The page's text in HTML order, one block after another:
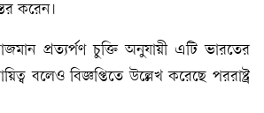
করেন।
প্রত্যর্পণ চুক্তি অনুযায়ী এটি ভারতের
বলেও বিজ্ঞপ্তিতে উল্লেখ করেছে পররাষ্ট্র